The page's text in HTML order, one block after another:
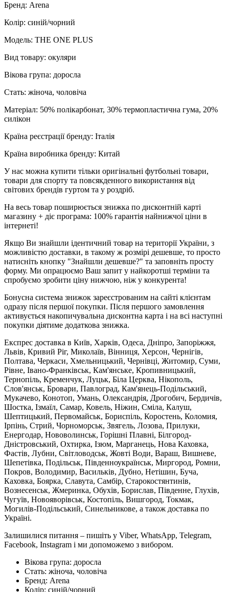
Бренд: Arena
Колір: синій/чорний
Модель: THE ONE PLUS
Вид товару: окуляри
Вікова група: доросла
Стать: жіноча, чоловіча
Матеріал: 50% полікарбонат, 30% термопластична гума, 20%
силікон
Країна реєстрації бренду: Італія
Країна виробника бренду: Китай
У нас можна купити тільки оригінальні футбольні товари,
товари для спорту та повсякденного використання від
світових брендів гуртом та у роздріб.
На весь товар поширюється знижка по дисконтній карті
магазину + діє програма: 100% гарантія найнижчої ціни в
інтернеті!
Якщо Ви знайшли ідентичний товар на території України, з
можливістю доставки, в такому ж розмірі дешевше, то просто
натисніть кнопку "Знайшли дешевше?" та заповніть просту
форму. Ми опрацюємо Ваш запит у найкоротші терміни та
спробуємо зробити ціну нижчою, ніж у конкурента!
Бонусна система знижок зареєстрованим на сайті клієнтам
одразу після першої покупки. Після першого замовлення
активується накопичувальна дисконтна карта і на всі наступні
покупки діятиме додаткова знижка.
Експрес доставка в Київ, Харків, Одеса, Дніпро, Запоріжжя,
Львів, Кривий Ріг, Миколаїв, Вінниця, Херсон, Чернігів,
Полтава, Черкаси, Хмельницький, Чернівці, Житомир, Суми,
Рівне, Івано-Франківськ, Кам'янське, Кропивницький,
Тернопіль, Кременчук, Луцьк, Біла Церква, Нікополь,
Слов'янськ, Бровари, Павлоград, Кам'янець-Подільський,
Мукачево, Конотоп, Умань, Олександрія, Дрогобич, Бердичів,
Шостка, Ізмаїл, Самар, Ковель, Ніжин, Сміла, Калуш,
Шептицький, Первомайськ, Бориспіль, Коростень, Коломия,
Ірпінь, Стрий, Чорноморськ, Звягель, Лозова, Прилуки,
Енергодар, Нововолинськ, Горішні Плавні, Білгород-
Дністровський, Охтирка, Ізюм, Марганець, Нова Каховка,
Фастів, Лубни, Світловодськ, Жовті Води, Вараш, Вишневе,
Шепетівка, Подільськ, Південноукраїнськ, Миргород, Ромни,
Покров, Володимир, Васильків, Дубно, Нетішин, Буча,
Каховка, Боярка, Славута, Самбір, Старокостянтинів,
Вознесенськ, Жмеринка, Обухів, Борислав, Південне, Глухів,
Чугуїв, Новояворівськ, Костопіль, Вишгород, Токмак,
Могилів-Подільський, Синельникове, а також доставка по
Україні.
Залишилися питання – пишіть у Viber, WhatsApp, Telegram,
Facebook, Instagram і ми допоможемо з вибором.
Вікова група: доросла
Стать: жіноча, чоловіча
Бренд: Arena
Колір: синій/чорний